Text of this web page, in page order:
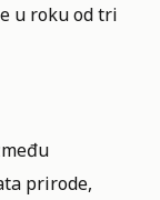
u roku od tri
prirode,